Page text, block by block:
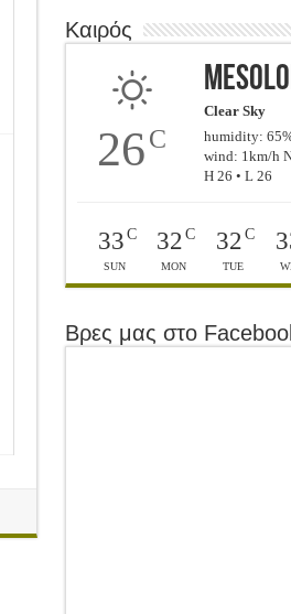
Καιρός
26C
Clear Sky
humidity:
wind: 1km/h
H 26 • L 26
33C
SUN
32 C
MON
32C
TUE
Βρες μας στο